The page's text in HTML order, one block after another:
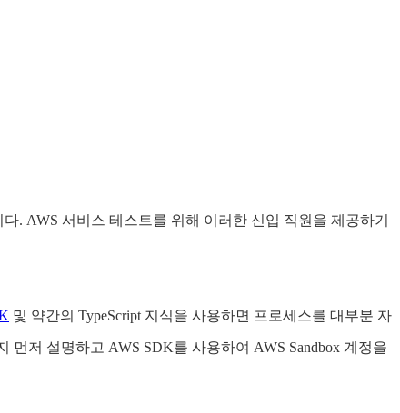
. AWS 서비스 테스트를 위해 이러한 신입 직원을 제공하기
및 약간의 TypeScript 지식을 사용하면 프로세스를 대부분 자
저 설명하고 AWS SDK를 사용하여 AWS Sandbox 계정을